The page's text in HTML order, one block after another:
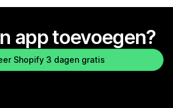
app toevoegen?
Shopify 3 dagen gratis